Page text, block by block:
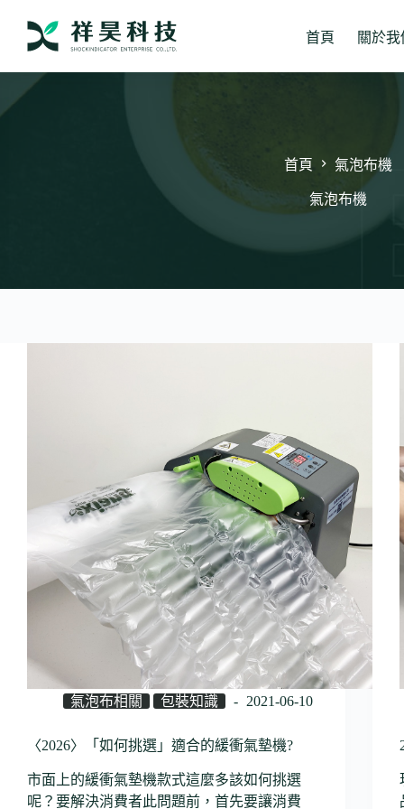
要
容
首頁 關於我
首頁 氣泡布機
氣泡布機
氣泡布相關 包裝知識 2021-06-10
〈2026〉「如何挑選」適合的緩衝氣墊機?
市面上的緩衝氣墊機款式這麼多該如何挑選
呢？要解決消費者此問題前，首先要讓消費